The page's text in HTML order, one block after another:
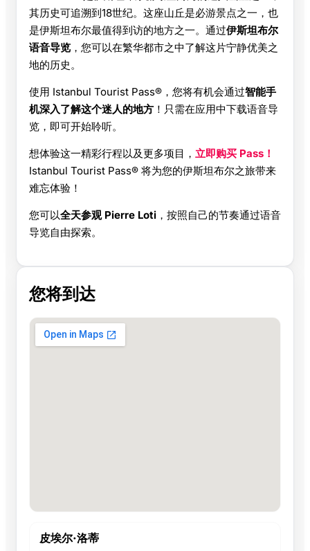
其历史可追溯到18世纪。这座山丘是必游景点之一，也
是伊斯坦布尔最值得到访的地方之一。通过伊斯坦布尔
语音导览 ，您可以在繁华都市之中了解这片宁静优美之
地的历史。
使用 Istanbul Tourist Pass®，您将有机会通过智能手
机深入了解这个迷人的地方 ！只需在应用中下载语音导
览，即可开始聆听。
想体验这一精彩行程以及更多项目， 立即购买 Pass！
Istanbul Tourist Pass® 将为您的伊斯坦布尔之旅带来
难忘体验！
您可以全天参观 Pierre Loti ，按照自己的节奏通过语音
导览自由探索。
您将到达
皮埃尔·洛蒂